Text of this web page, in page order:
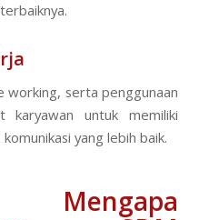
serta penggunaan
karyawan untuk memiliki
yang lebih baik.